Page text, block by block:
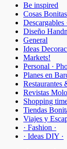
Be inspired
Cosas Bonitas
Descargables
Diseño
General
Ideas
Markets!
Personal ·
Planes en
Restaurantes
Revistas
Shopping
Tiendas
Viajes y
· Fashion ·
· Ideas DIY ·